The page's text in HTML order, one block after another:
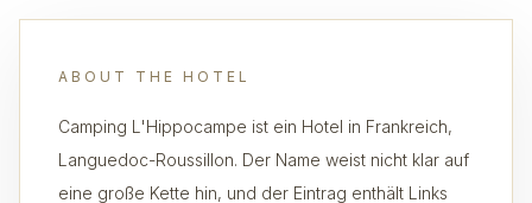
ABOUT THE HOTEL
Camping L'Hippocampe ist ein Hotel in Frankreich,
Languedoc-Roussillon. Der Name weist nicht klar auf
eine große Kette hin, und der Eintrag enthält Links